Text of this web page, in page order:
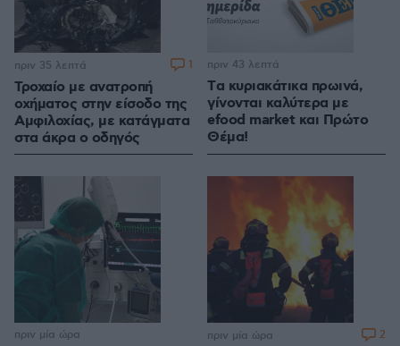
Τροχαίο με ανατροπή
οχήματος στην είσοδο της
Αμφιλοχίας, με κατάγματα
στα άκρα ο οδηγός
πριν 35 λεπτά 1
Tα κυριακάτικα πρωινά,
γίνονται καλύτερα με
efood market και Πρώτο
Θέμα!
πριν 43 λεπτά
πριν μία ώρα πριν μία ώρα 2